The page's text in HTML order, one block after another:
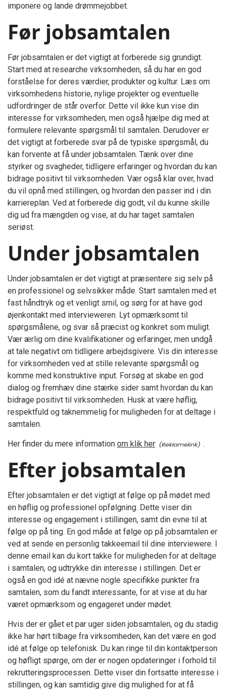
imponere og lande drømmejobbet.
Før jobsamtalen
Før jobsamtalen er det vigtigt at forberede sig grundigt.
Start med at researche virksomheden, så du har en god
forståelse for deres værdier, produkter og kultur. Læs om
virksomhedens historie, nylige projekter og eventuelle
udfordringer de står overfor. Dette vil ikke kun vise din
interesse for virksomheden, men også hjælpe dig med at
formulere relevante spørgsmål til samtalen. Derudover er
det vigtigt at forberede svar på de typiske spørgsmål, du
kan forvente at få under jobsamtalen. Tænk over dine
styrker og svagheder, tidligere erfaringer og hvordan du kan
bidrage positivt til virksomheden. Vær også klar over, hvad
du vil opnå med stillingen, og hvordan den passer ind i din
karriereplan. Ved at forberede dig godt, vil du kunne skille
dig ud fra mængden og vise, at du har taget samtalen
seriøst.
Under jobsamtalen
Under jobsamtalen er det vigtigt at præsentere sig selv på
en professionel og selvsikker måde. Start samtalen med et
fast håndtryk og et venligt smil, og sørg for at have god
øjenkontakt med intervieweren. Lyt opmærksomt til
spørgsmålene, og svar så præcist og konkret som muligt.
Vær ærlig om dine kvalifikationer og erfaringer, men undgå
at tale negativt om tidligere arbejdsgivere. Vis din interesse
for virksomheden ved at stille relevante spørgsmål og
komme med konstruktive input. Forsøg at skabe en god
dialog og fremhæv dine stærke sider samt hvordan du kan
bidrage positivt til virksomheden. Husk at være høflig,
respektfuld og taknemmelig for muligheden for at deltage i
samtalen.
Her finder du mere information om klik her .
Efter jobsamtalen
Efter jobsamtalen er det vigtigt at følge op på mødet med
en høflig og professionel opfølgning. Dette viser din
interesse og engagement i stillingen, samt din evne til at
følge op på ting. En god måde at følge op på jobsamtalen er
ved at sende en personlig takkeemail til dine interviewere. I
denne email kan du kort takke for muligheden for at deltage
i samtalen, og udtrykke din interesse i stillingen. Det er
også en god idé at nævne nogle specifikke punkter fra
samtalen, som du fandt interessante, for at vise at du har
været opmærksom og engageret under mødet.
Hvis der er gået et par uger siden jobsamtalen, og du stadig
ikke har hørt tilbage fra virksomheden, kan det være en god
idé at følge op telefonisk. Du kan ringe til din kontaktperson
og høfligt spørge, om der er nogen opdateringer i forhold til
rekrutteringsprocessen. Dette viser din fortsatte interesse i
stillingen, og kan samtidig give dig mulighed for at få